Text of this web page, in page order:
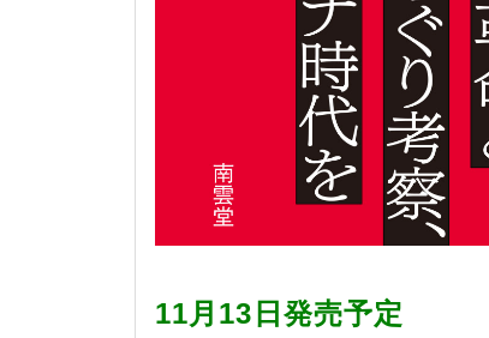
11月13日発売予定